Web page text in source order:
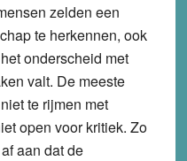
zelden een
te herkennen, ook
onderscheid met
valt. De meeste
te rijmen met
open voor kritiek. Zo
aan dat de